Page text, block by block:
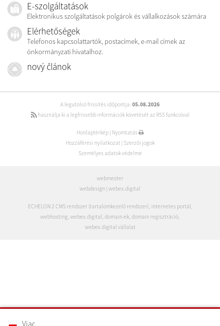
Viac
E-szolgáltatások
Elektronikus szolgáltatások polgárok és vállalkozások számára
Elérhetőségek
Telefonos kapcsolattartók, postacímek, e-mail címek az
önkormányzati hivatalhoz.
nový článok
A legutolsó frissítés időpontja: 05.08.2026
használja ki a legfrissebb információk követését az RSS funkcióval
Honlaptérkép| Nyomtatás
Hozzáférési nyilatkozat
Szerzői jogok
Személyes adatok védelme
webmester
webdesign webex.digital
ECHELON 2 CMS rendszer (tartalomkezelő rendszer), internetes portál ,
webhosting, webex.digital , domain-ek, domain regisztráció,
webex.digital vállalat